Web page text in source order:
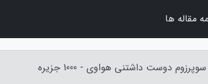
مقاله ها